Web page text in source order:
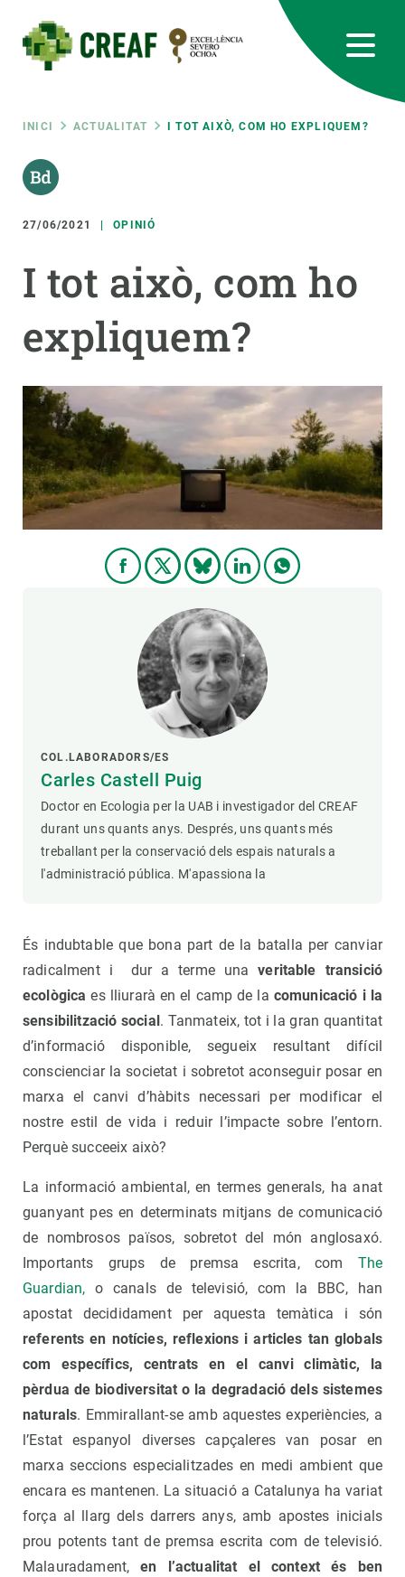
contingut
Fil
d'ariadna
INICI ACTUALITAT I TOT AIXÒ, COM HO EXPLIQUEM?
27/06/2021 OPINIÓ
I tot això, com ho
expliquem?
COL.LABORADORS/ES
Carles Castell Puig
Doctor en Ecologia per la UAB i investigador del CREAF
durant uns quants anys. Després, uns quants més
treballant per la conservació dels espais naturals a
l'administració pública. M'apassiona la
És indubtable que bona part de la batalla per canviar
radicalment i dur a terme unaveritable transició
ecològica es lliurarà en el camp de la comunicació i la
sensibilització social . Tanmateix, tot i la gran quantitat
d’informació disponible, segueix resultant difícil
conscienciar la societat i sobretot aconseguir posar en
marxa el canvi d’hàbits necessari per modificar el
nostre estil de vida i reduir l’impacte sobre l’entorn.
Perquè succeeix això?
La informació ambiental, en termes generals, ha anat
guanyant pes en determinats mitjans de comunicació
de nombrosos països, sobretot del món anglosaxó.
Importants grups de premsa escrita, com The
Guardian, o canals de televisió, com la BBC, han
apostat decididament per aquesta temàtica i són
referents en notícies, reflexions i articles tan globals
com específics, centrats en el canvi climàtic, la
pèrdua de biodiversitat o la degradació dels sistemes
naturals. Emmirallant-se amb aquestes experiències, a
l’Estat espanyol diverses capçaleres van posar en
marxa seccions especialitzades en medi ambient que
encara es mantenen. La situació a Catalunya ha variat
força al llarg dels darrers anys, amb apostes inicials
prou potents tant de premsa escrita com de televisió.
Malauradament, en l’actualitat el context és ben
RRSS
Featured
responsive
INTRANET
Responsive
menu
SOBRE NOSALTRES
CIÈNCIA EN ACCIÓ
UNEIX-TE A NOSALTRES
PARTICIPA
NOTÍCIES I AGENDA